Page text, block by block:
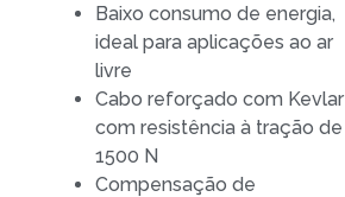
Baixo consumo de energia,
ideal para aplicações ao ar
livre
Cabo reforçado com Kevlar
com resistência à tração de
1500 N
Compensação de